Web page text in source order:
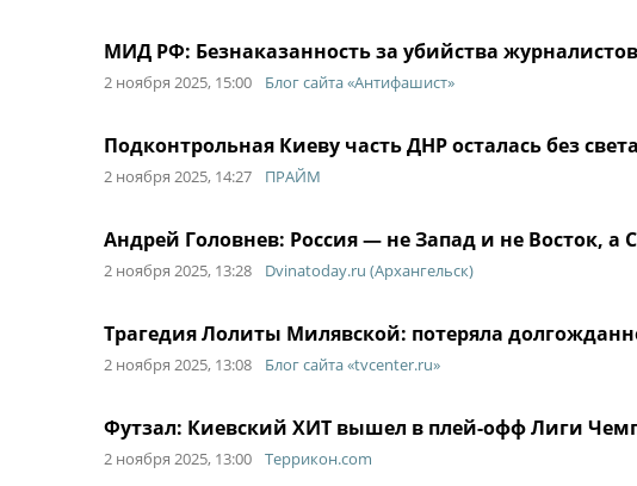
МИД РФ: Безнаказанность за убийства
2 ноября 2025, 15:00 Блог сайта «Антифашист»
Подконтрольная Киеву часть ДНР осталась без света
2 ноября 2025, 14:27 ПРАЙМ
Андрей Головнев: Россия — не Запад и не Восток, а
2 ноября 2025, 13:28 Dvinatoday.ru (Архангельск)
Трагедия Лолиты Милявской: потеряла
2 ноября 2025, 13:08 Блог сайта «tvcenter.ru»
Футзал: Киевский ХИТ вышел в плей-офф Лиги
2 ноября 2025, 13:00 Террикон.com